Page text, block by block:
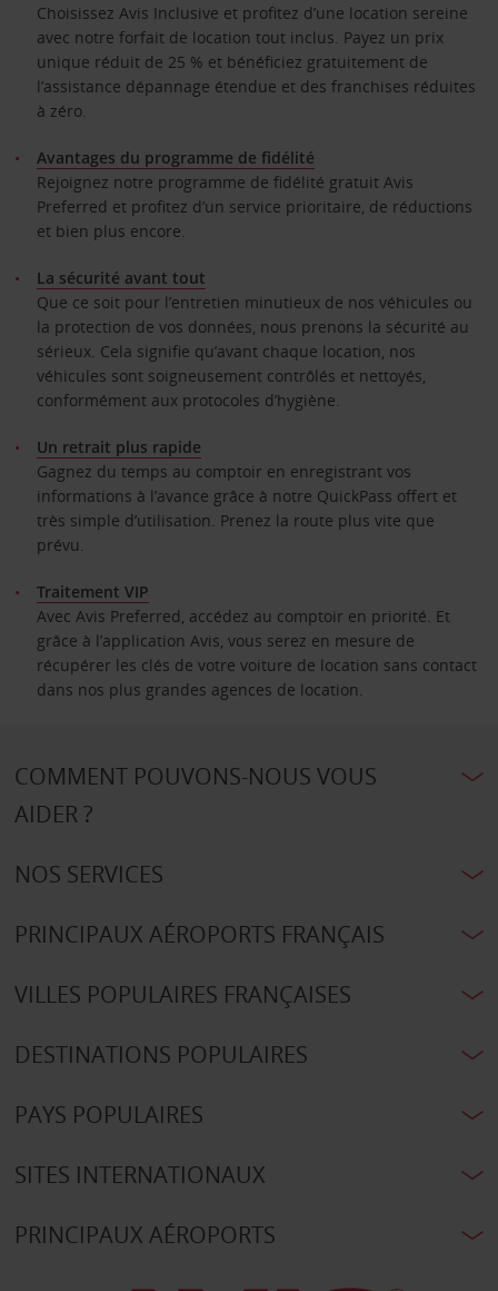
Choisissez Avis Inclusive et profitez d’une location sereine
avec notre forfait de location tout inclus. Payez un prix
unique réduit de 25 % et bénéficiez gratuitement de
l’assistance dépannage étendue et des franchises réduites
à zéro.
Avantages du programme de fidélité
Rejoignez notre programme de fidélité gratuit Avis
Preferred et profitez d’un service prioritaire, de réductions
et bien plus encore.
La sécurité avant tout
Que ce soit pour l’entretien minutieux de nos véhicules ou
la protection de vos données, nous prenons la sécurité au
sérieux. Cela signifie qu’avant chaque location, nos
véhicules sont soigneusement contrôlés et nettoyés,
conformément aux protocoles d’hygiène.
Un retrait plus rapide
Gagnez du temps au comptoir en enregistrant vos
informations à l’avance grâce à notre QuickPass offert et
très simple d’utilisation. Prenez la route plus vite que
prévu.
Traitement VIP
Avec Avis Preferred, accédez au comptoir en priorité. Et
grâce à l’application Avis, vous serez en mesure de
récupérer les clés de votre voiture de location sans contact
dans nos plus grandes agences de location.
COMMENT POUVONS-NOUS VOUS
AIDER ?
NOS SERVICES
PRINCIPAUX AÉROPORTS FRANÇAIS
VILLES POPULAIRES FRANÇAISES
DESTINATIONS POPULAIRES
PAYS POPULAIRES
SITES INTERNATIONAUX
PRINCIPAUX AÉROPORTS